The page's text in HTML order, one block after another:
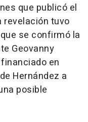
que publicó el
revelación tuvo
se confirmó la
Geovanny
en
Hernández a
posible